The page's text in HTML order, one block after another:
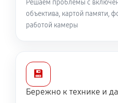
Решаем проблемы с
объектива, картой памяти,
работой камеры
💾
Бережно к технике и